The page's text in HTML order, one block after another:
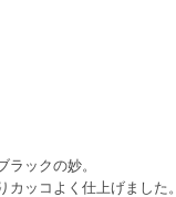
ックの妙。
ッコよく仕上げました。